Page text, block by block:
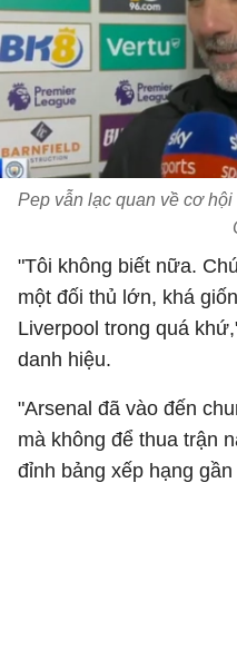
Pep vẫn lạc quan về cơ
"Tôi không biết nữa.
một đối thủ lớn, khá
Liverpool trong quá
danh hiệu.
"Arsenal đã vào đến
mà không để thua trận
đỉnh bảng xếp hạng